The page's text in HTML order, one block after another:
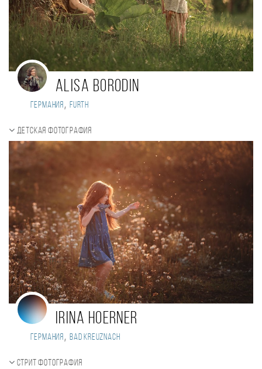
Alisa Borodin
Германия , Furth
Детская фотография
Irina Hoerner
Германия, Bad Kreuznach
Стрит фотография